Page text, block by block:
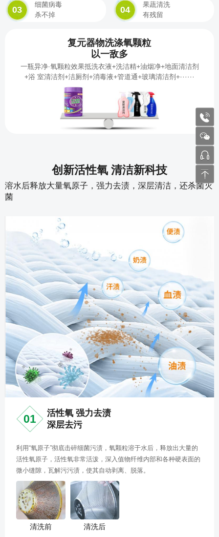
03
细菌病毒
杀不掉
04
果蔬清洗
有残留
复元器物洗涤氧颗粒
以一敌多
一瓶异净·氧颗粒效果抵洗衣液+洗洁精+油烟净+地面清洁剂
+浴 室清洁剂+洁厕剂+消毒液+管道通+玻璃清洁剂+······
创新活性氧 清洁新科技
溶水后释放大量氧原子，强力去渍，深层清洁，还杀菌灭
菌
01
活性氧 强力去渍
深层去污
利用“氧原子”彻底击碎细菌污渍，氧颗粒溶于水后，释放出大量的
活性氧原子，活性氧非常活泼，深入值物纤维内部和各种硬表面的
微小缝隙，瓦解污污渍，使其自动剥离、脱落。
清洗前 清洗后
张